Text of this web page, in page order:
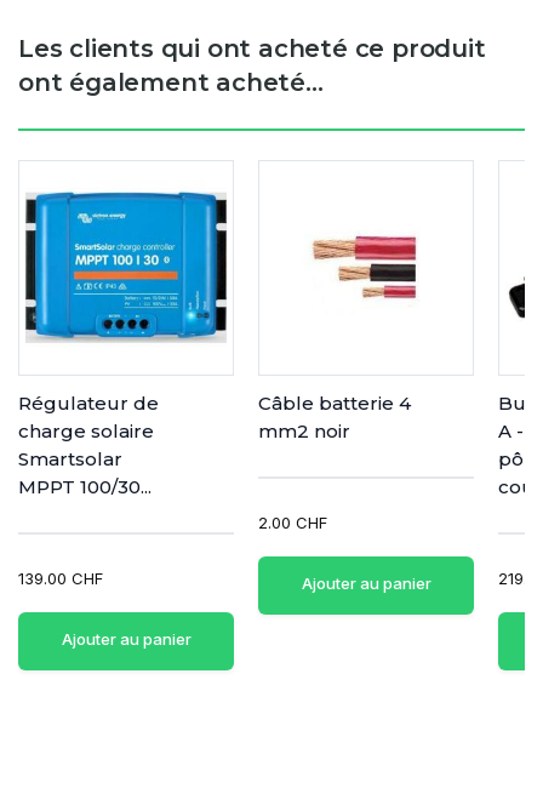
Les clients qui ont acheté ce produit
ont également acheté...
Régulateur de
charge solaire
Smartsolar
MPPT 100/30...
139.00 CHF
Ajouter au panier
Câble batterie 4
mm2 noir
2.00 CHF
Ajouter au panier
A -